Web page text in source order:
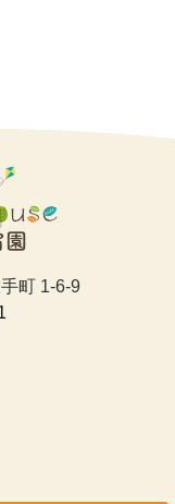
園
町 1-6-9